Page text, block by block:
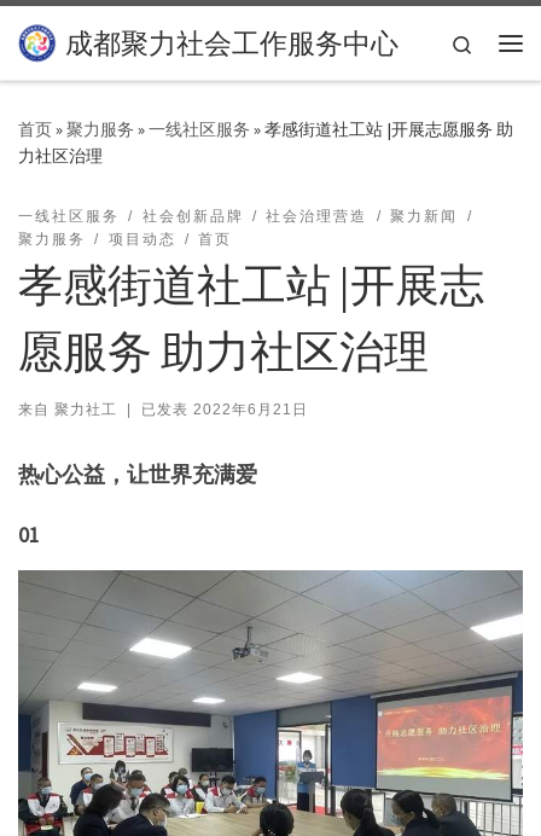
Skip to content
成都聚力社会工作服务中心
Search
首页»聚力服务 »一线社区服务 »孝感街道社工站 |开展志愿服务 助
力社区治理
一线社区服务 社会创新品牌 社会治理营造
聚力新闻
聚力服务
项目动态 首页
孝感街道社工站 |开展志
愿服务 助力社区治理
来自 聚力社工 已发表 2022年6月21日
热心公益，让世界充满爱
01